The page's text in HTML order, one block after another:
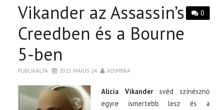
0
Vikander az Assassin’s
Creedben és a Bourne
5-ben
PUBLIKÁLTA 2015. MÁJUS 24. KOIMBRA
Alicia Vikandersvéd színésznő
egyre ismertebb lesz és a